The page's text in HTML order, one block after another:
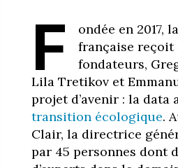
F
ondée en 2017,
française reçoit
fondateurs,
Lila Tretikov et
projet d’avenir : la data
transition écologique.
Clair, la directrice
par 45 personnes dont